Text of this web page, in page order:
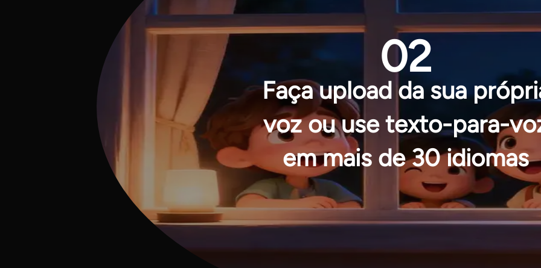
02
Faça upload da sua
voz ou use texto-para-
em mais de 30 idiomas